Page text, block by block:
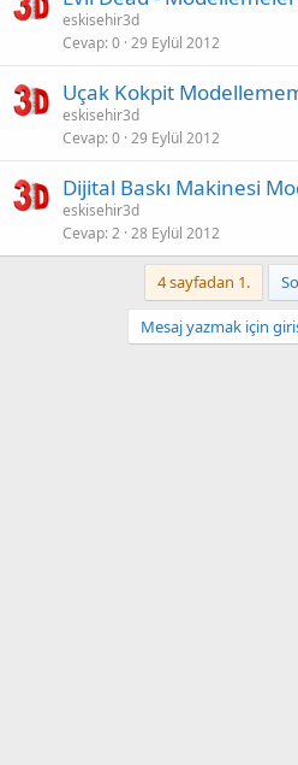
eskisehir3d
Cevap 0 29 Eylül 2012
Uçak Kokpit
eskisehir3d
Cevap 0 29 Eylül 2012
Dijital Baskı Makinesi
eskisehir3d
Cevap 2 28 Eylül 2012
4 sayfadan 1.
Mesaj yazmak için